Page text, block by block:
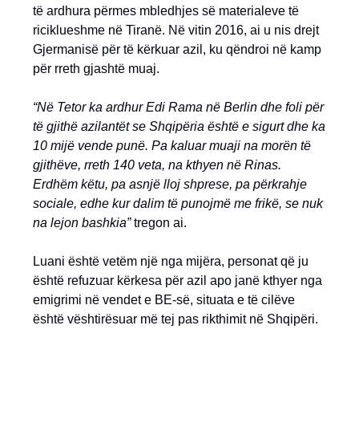
të ardhura përmes mbledhjes së materialeve të
riciklueshme në Tiranë. Në vitin 2016, ai u nis drejt
Gjermanisë për të kërkuar azil, ku qëndroi në kamp
për rreth gjashtë muaj.
“Në Tetor ka ardhur Edi Rama në Berlin dhe foli për
të gjithë azilantët se Shqipëria është e sigurt dhe ka
10 mijë vende punë. Pa kaluar muaji na morën të
gjithëve, rreth 140 veta, na kthyen në Rinas.
Erdhëm këtu, pa asnjë lloj shprese, pa përkrahje
sociale, edhe kur dalim të punojmë me frikë, se nuk
na lejon bashkia”tregon ai.
Luani është vetëm një nga mijëra, personat që ju
është refuzuar kërkesa për azil apo janë kthyer nga
emigrimi në vendet e BE-së, situata e të cilëve
është vështirësuar më tej pas rikthimit në Shqipëri.